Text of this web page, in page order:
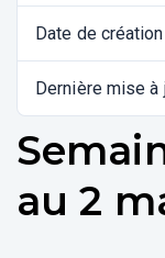
Date de création
Dernière mise à
au 2